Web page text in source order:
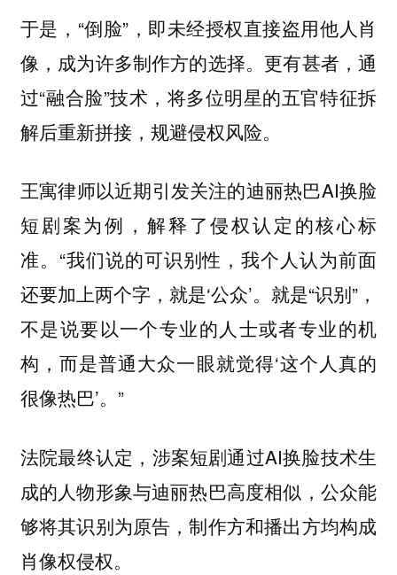
于是，“倒脸”，即未经授权直接盗用他人肖
像，成为许多制作方的选择。更有甚者，通
过“融合脸”技术，将多位明星的五官特征拆
解后重新拼接，规避侵权风险。
王寓律师以近期引发关注的迪丽热巴AI换脸
短剧案为例，解释了侵权认定的核心标
准。“我们说的可识别性，我个人认为前面
还要加上两个字，就是‘公众’。就是“识别”，
不是说要以一个专业的人士或者专业的机
构，而是普通大众一眼就觉得‘这个人真的
很像热巴’。”
法院最终认定，涉案短剧通过AI换脸技术生
成的人物形象与迪丽热巴高度相似，公众能
够将其识别为原告，制作方和播出方均构成
肖像权侵权。